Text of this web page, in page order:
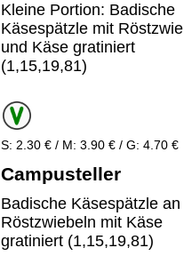
Kleine Portion: Badische
Käsespätzle mit
und Käse gratiniert
(1,15,19,81)
S: 2.30 € / M: 3.90 € / G: 4.70 €
Campusteller
Badische Käsespätzle an
Röstzwiebeln mit Käse
gratiniert (1,15,19,81)